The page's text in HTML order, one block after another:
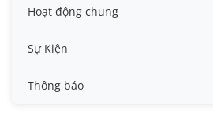
Hoạt động chung
Tin công tác sinh viên
Tin đào tạo
Sự Kiện
Thông báo